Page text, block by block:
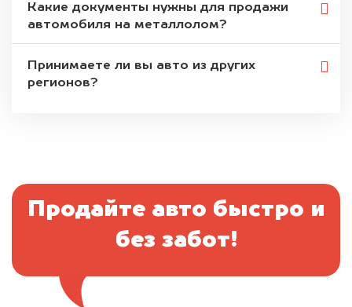
Какие документы нужны для продажи
автомобиля на металлолом?
Принимаете ли вы авто из других
регионов?
Продайте авто быстро и
без забот!